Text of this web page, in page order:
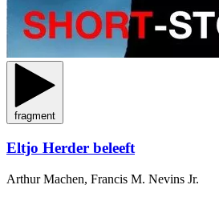
fragment
Eltjo Herder beleeft
Arthur Machen, Francis M. Nevins Jr.